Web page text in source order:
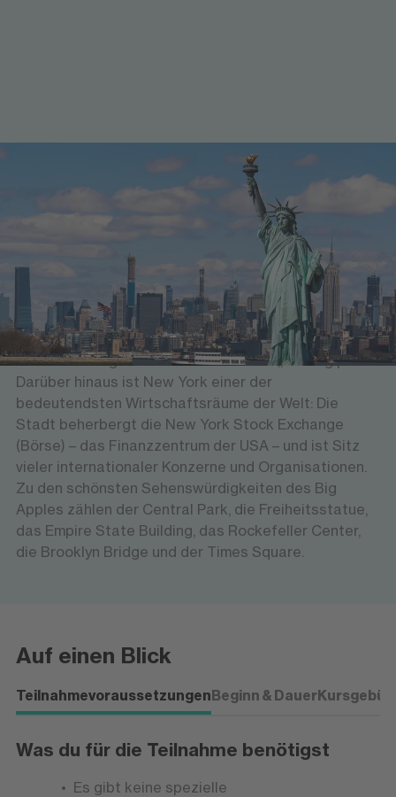
Wo du dich aufhalten wirst
New York City – Big Apple
New York City, „die Stadt, die niemals schläft“, ist mit
mehr als acht Millionen Einwohnern die
bevölkerungsreichste Metropole der USA. Geprägt
durch verschiedene Nationalitäten, Kulturen und
Mentalitäten gilt die Stadt als wahrer „melting pot“.
Darüber hinaus ist New York einer der
bedeutendsten Wirtschaftsräume der Welt: Die
Stadt beherbergt die New York Stock Exchange
(Börse) – das Finanzzentrum der USA – und ist Sitz
vieler internationaler Konzerne und Organisationen.
Zu den schönsten Sehenswürdigkeiten des Big
Apples zählen der Central Park, die Freiheitsstatue,
das Empire State Building, das Rockefeller Center,
die Brooklyn Bridge und der Times Square.
Auf einen Blick
TeilnahmevoraussetzungenBeginn & Dauer
Was du für die Teilnahme benötigst
Es gibt keine spezielle